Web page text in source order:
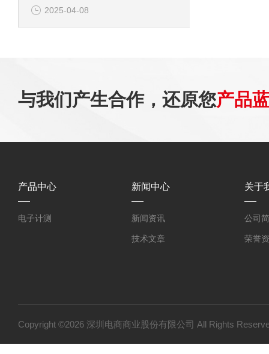
2025-04-08
与我们产生合作，还原您产品
产品中心
电子计测
新闻中心
新闻资讯
技术文章
关于
公司
荣誉
Copyright ©2026 深圳电商商业股份有限公司 All Rights